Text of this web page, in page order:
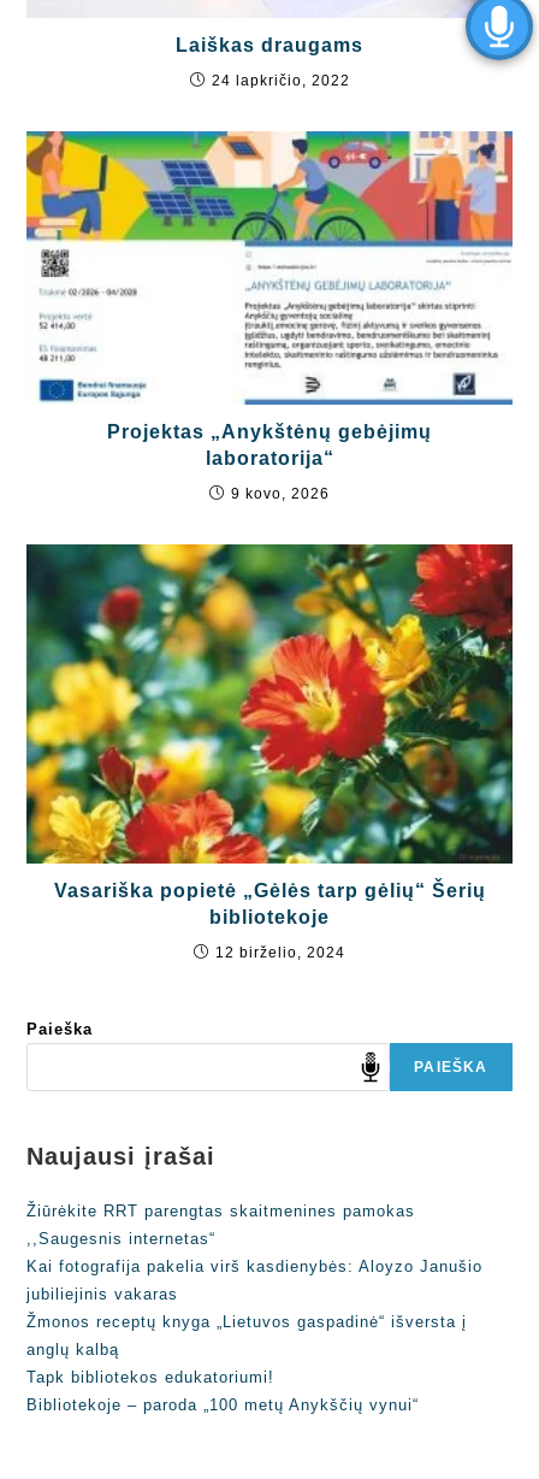
Laiškas draugams
24 lapkričio, 2022
Projektas „Anykštėnų gebėjimų
laboratorija“
9 kovo, 2026
Vasariška popietė „Gėlės tarp gėlių“ Šerių
bibliotekoje
12 birželio, 2024
Paieška
PAIEŠKA
Naujausi įrašai
Žiūrėkite RRT parengtas skaitmenines pamokas
,,Saugesnis internetas“
Kai fotografija pakelia virš kasdienybės: Aloyzo Janušio
jubiliejinis vakaras
Žmonos receptų knyga „Lietuvos gaspadinė“ išversta į
anglų kalbą
Tapk bibliotekos edukatoriumi!
Bibliotekoje – paroda „100 metų Anykščių vynui“